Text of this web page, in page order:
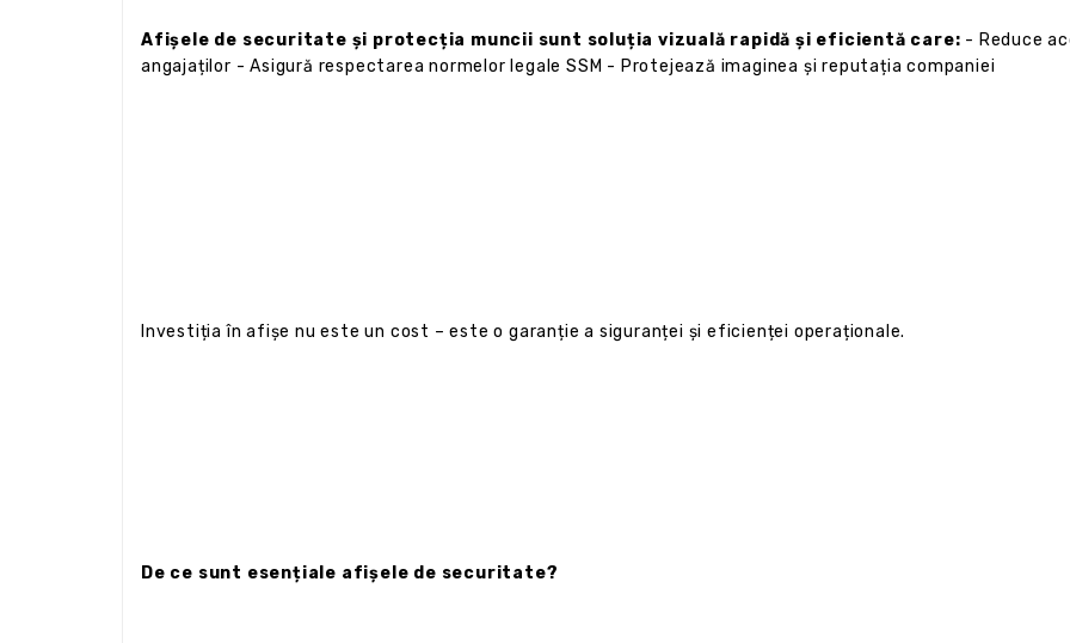
Afișele de securitate și protecția muncii sunt soluția vizuală rapidă și eficientă care: - Reduce
angajaților - Asigură respectarea normelor legale SSM - Protejează imaginea și reputația companiei
Investiția în afișe nu este un cost – este o garanție a siguranței și eficienței operaționale.
De ce sunt esențiale afișele de securitate?